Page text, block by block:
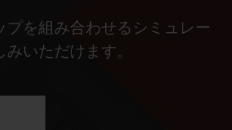
プを組み合わせるシミュレー
いただけます。